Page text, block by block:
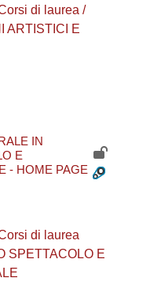
di laurea /
ARTISTICI E
IN
E
- HOME PAGE
di laurea
SPETTACOLO E